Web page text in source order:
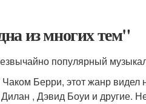
из многих тем"
популярный
Берри, этот жанр видел
, Дэвид Боуи и другие.